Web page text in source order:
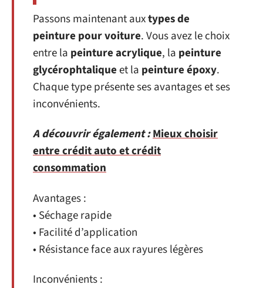
Passons maintenant auxtypes de
peinture pour voiture. Vous avez le choix
entre la peinture acrylique, la peinture
glycérophtaliqueet la peinture époxy.
Chaque type présente ses avantages et ses
inconvénients.
A découvrir également :Mieux choisir
entre crédit auto et crédit
consommation
Avantages :
• Séchage rapide
• Facilité d’application
• Résistance face aux rayures légères
Inconvénients :